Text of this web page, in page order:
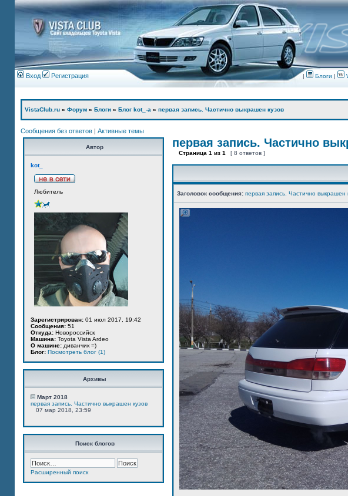
Вход Регистрация | Блоги |
VistaClub.ru » Форум » Блоги » Блог kot_-а » первая запись. Частично выкрашен кузов
Сообщения без ответов | Активные темы
Автор
kot_
Любитель
Зарегистрирован: 01 июл 2017, 19:42
Сообщения: 51
Откуда: Новороссийск
Машина: Toyota Vista Ardeo
О машине: диванчик =)
Блог: Посмотреть блог (1)
Архивы
Март 2018
первая запись. Частично выкрашен кузов
07 мар 2018, 23:59
Поиск блогов
Расширенный поиск
первая запись. Частично
Страница 1 из 1 [ 8 ответов ]
Заголовок сообщения: первая запись. Частично выкрашен